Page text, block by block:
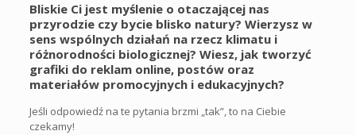
Bliskie Ci jest myślenie o otaczającej nas
przyrodzie czy bycie blisko natury? Wierzysz w
sens wspólnych działań na rzecz klimatu i
różnorodności biologicznej? Wiesz, jak tworzyć
grafiki do reklam online, postów oraz
materiałów promocyjnych i edukacyjnych?
Jeśli odpowiedź na te pytania brzmi „tak”, to na Ciebie
czekamy!